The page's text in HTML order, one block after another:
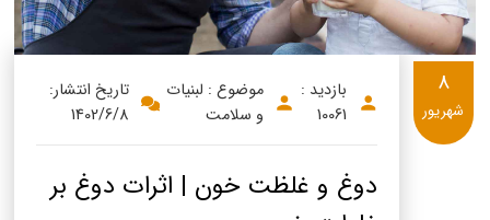
بازدید :
10061
موضوع : لبنیات
و سلامت
تاریخ انتشار:
1402/6/8
دوغ و غلظت خون | اثرات دوغ بر
8
شهریور